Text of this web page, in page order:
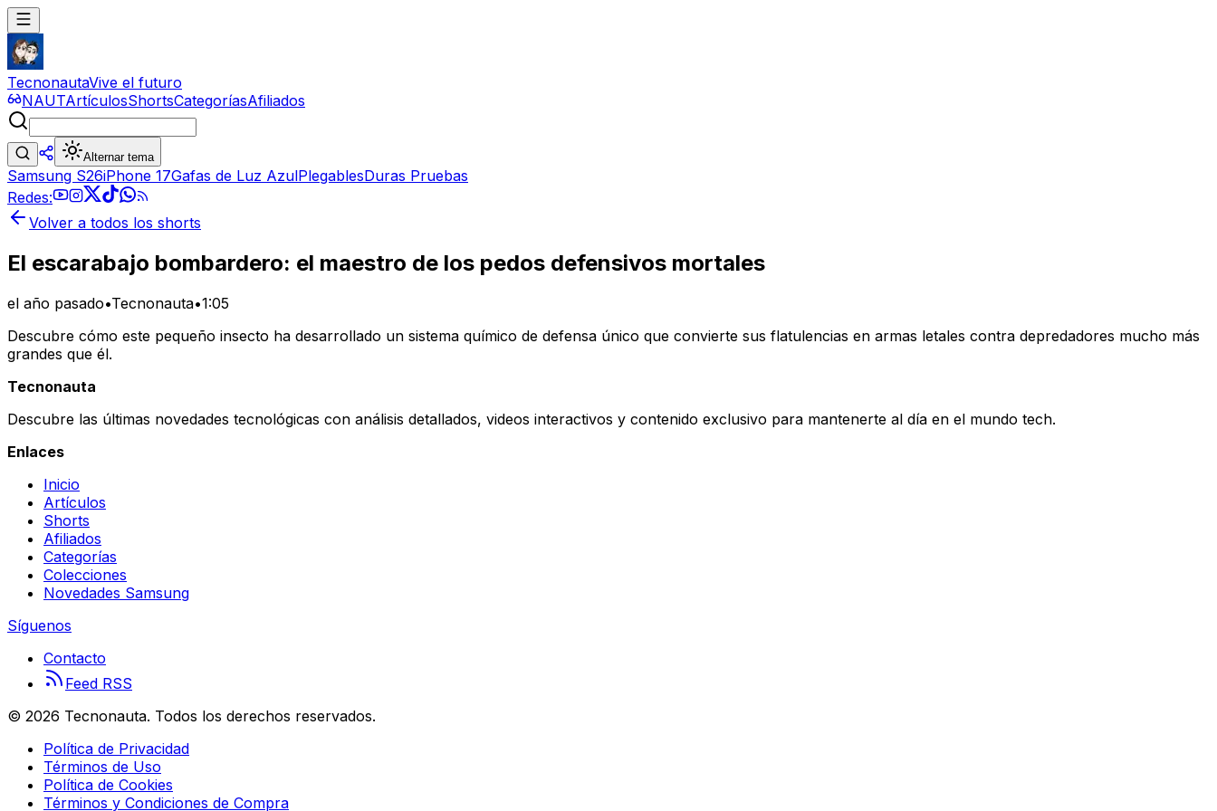
TecnonautaVive el futuro
NAUTArtículosShortsCategoríasAfiliados
Alternar tema
Samsung S26iPhone 17Gafas de Luz AzulPlegablesDuras Pruebas
Redes:
Volver a todos los shorts
El escarabajo bombardero: el maestro de los pedos defensivos mortales
el año pasado•Tecnonauta•1:05
Descubre cómo este pequeño insecto ha desarrollado un sistema químico de defensa único que convierte sus flatulencias en armas letales contra depredadores mucho más
grandes que él.
Tecnonauta
Descubre las últimas novedades tecnológicas con análisis detallados, videos interactivos y contenido exclusivo para mantenerte al día en el mundo tech.
Enlaces
Inicio
Artículos
Shorts
Afiliados
Categorías
Colecciones
Novedades Samsung
Síguenos
Contacto
Feed RSS
© 2026 Tecnonauta. Todos los derechos reservados.
Política de Privacidad
Términos de Uso
Política de Cookies
Términos y Condiciones de Compra